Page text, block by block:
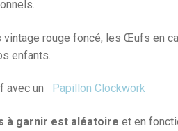
rouge foncé, les Œufs en
enfants.
avec un Papillon Clockwork
garnir est aléatoire et en